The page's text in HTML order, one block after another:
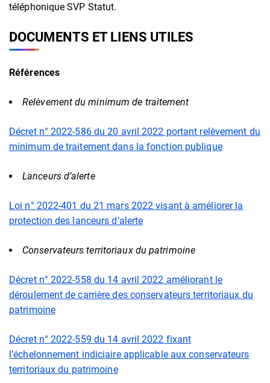
téléphonique SVP Statut.
DOCUMENTS ET LIENS UTILES
Références
Relèvement du minimum de traitement
Décret n° 2022-586 du 20 avril 2022 portant relèvement du
minimum de traitement dans la fonction publique
Lanceurs d’alerte
Loi n° 2022-401 du 21 mars 2022 visant à améliorer la
protection des lanceurs d’alerte
Conservateurs territoriaux du patrimoine
Décret n° 2022-558 du 14 avril 2022 améliorant le
déroulement de carrière des conservateurs territoriaux du
patrimoine
Décret n° 2022-559 du 14 avril 2022 fixant
l’échelonnement indiciaire applicable aux conservateurs
territoriaux du patrimoine